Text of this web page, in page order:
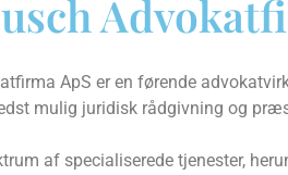
ApS er en førende
mulig juridisk rådgivning og
af specialiserede tjenester,